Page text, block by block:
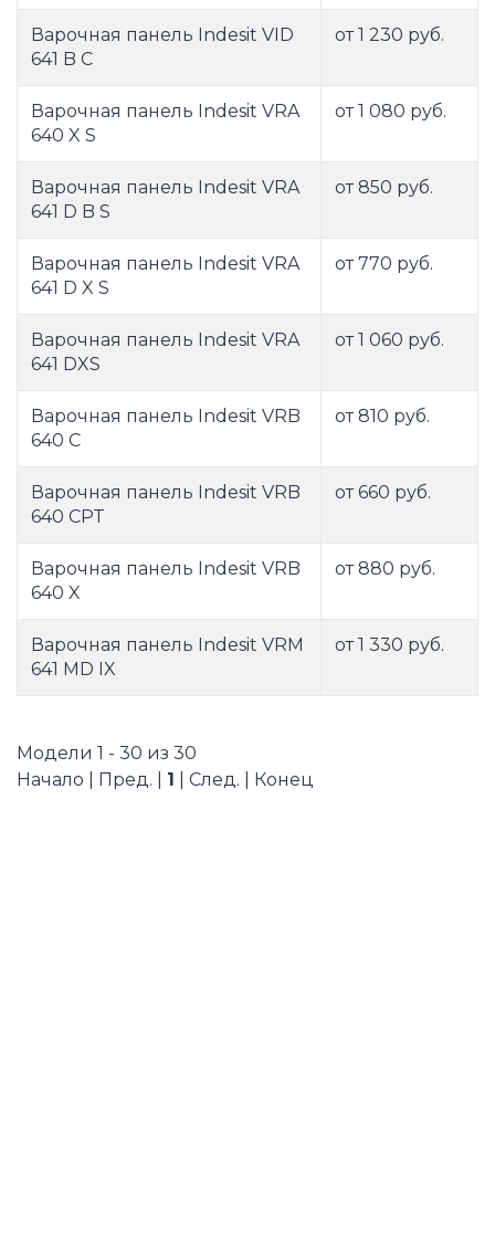
Варочная панель Indesit VID
641 B C
от 1 230 руб.
Варочная панель Indesit VRA
640 X S
от 1 080 руб.
Варочная панель Indesit VRA
641 D B S
от 850 руб.
Варочная панель Indesit VRA
641 D X S
от 770 руб.
Варочная панель Indesit VRA
641 DXS
от 1 060 руб.
Варочная панель Indesit VRB
640 C
от 810 руб.
Варочная панель Indesit VRB
640 CPT
от 660 руб.
Варочная панель Indesit VRB
640 X
от 880 руб.
Варочная панель Indesit VRM
641 MD IX
от 1 330 руб.
Модели 1 - 30 из 30
Начало | Пред. | 1 | След. | Конец